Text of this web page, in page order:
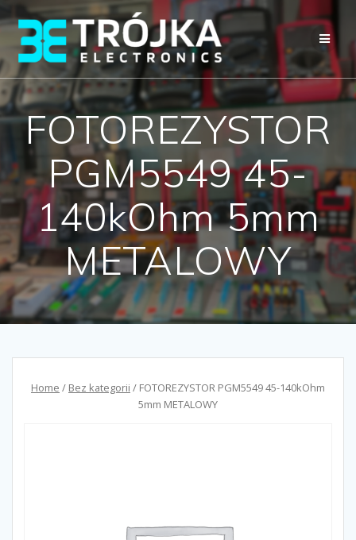
Przejdź
do
treści
FOTOREZYSTOR
PGM5549 45-
140kOhm 5mm
METALOWY
Home / Bez kategorii / FOTOREZYSTOR PGM5549 45-140kOhm
5mm METALOWY